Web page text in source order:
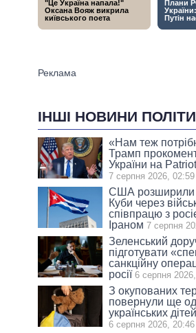
ІНШІ НОВИНИ
«Нам теж
Трамп
України на
7 серпня 2026, 02:59
США розширили
Куби через
співпрацю з
Іраном 7 серпня
Зеленський
підготувати
санкційну
росії 6 серпня
З окупованих
повернули ще
українських
6 серпня 2026, 20:46